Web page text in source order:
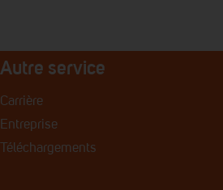
Autre service
Carrière
Entreprise
Téléchargements